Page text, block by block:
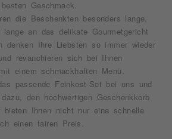
Geschmack.
die Beschenkten besonders lange,
an das delikate Gourmetgericht
denken Ihre Liebsten so immer wieder
revanchieren sich bei Ihnen
einem schmackhaften Menü.
passende Feinkost-Set bei uns und
den hochwertigen Geschenkkorb
bieten Ihnen nicht nur eine schnelle
einen fairen Preis.